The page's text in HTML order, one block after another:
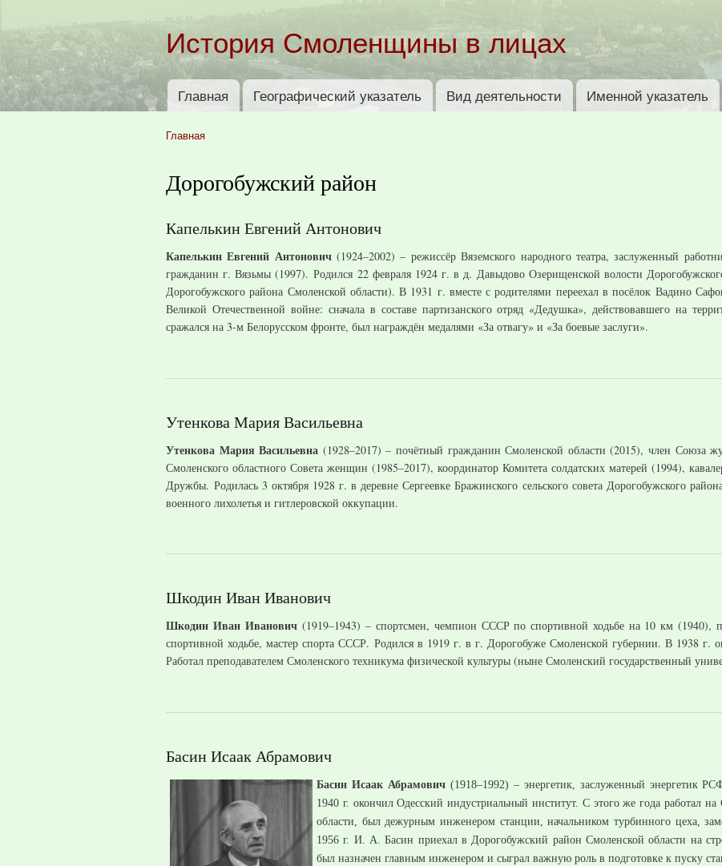
основному
содержанию
История Смоленщины в лицах
Главное меню
Главная Географический указатель Вид деятельности Именной указатель
Главная
Дорогобужский район
Капелькин Евгений Антонович
Капелькин Евгений Антонович(1924–2002) – режиссёр Вяземского народного театра, заслуженный
гражданин г. Вязьмы (1997). Родился 22 февраля 1924 г. в д. Давыдово Озерищенской волости
Дорогобужского района Смоленской области). В 1931 г. вместе с родителями переехал в посёлок Вадино
Великой Отечественной войне: сначала в составе партизанского отряд «Дедушка», действовавшего на
сражался на 3-м Белорусском фронте, был награждён медалями «За отвагу» и «За боевые заслуги».
Утенкова Мария Васильевна
Утенкова Мария Васильевна (1928–2017) – почётный гражданин Смоленской области (2015), член Союза
Смоленского областного Совета женщин (1985–2017), координатор Комитета солдатских матерей (1994),
Дружбы. Родилась 3 октября 1928 г. в деревне Сергеевке Бражинского сельского совета Дорогобужского
военного лихолетья и гитлеровской оккупации.
Шкодин Иван Иванович
Шкодин Иван Иванович(1919–1943) – спортсмен, чемпион СССР по спортивной ходьбе на 10 км (1940),
спортивной ходьбе, мастер спорта СССР. Родился в 1919 г. в г. Дорогобуже Смоленской губернии. В 1938 г.
Работал преподавателем Смоленского техникума физической культуры (ныне Смоленский государственный
Басин Исаак Абрамович
Басин Исаак Абрамович(1918–1992) – энергетик, заслуженный энергетик
1940 г. окончил Одесский индустриальный институт. С этого же года работал
области, был дежурным инженером станции, начальником турбинного цеха,
1956 г. И. А. Басин приехал в Дорогобужский район Смоленской области на
был назначен главным инженером и сыграл важную роль в подготовке к пуску